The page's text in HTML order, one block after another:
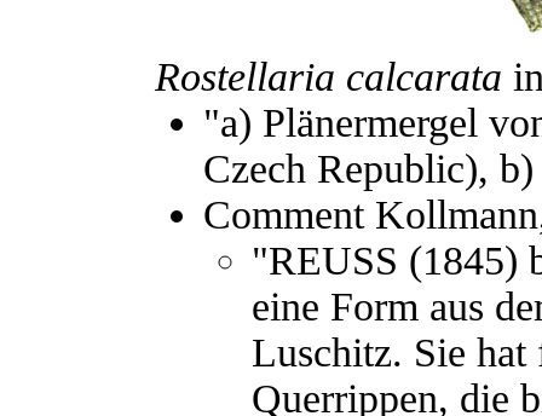
Rostellaria calcarata
"a) Plänermergel
Czech Republic),
Comment
"REUSS (1845)
eine Form aus
Luschitz. Sie
Querrippen, die